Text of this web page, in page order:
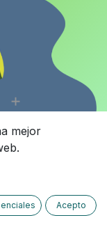
mejor
Acepto